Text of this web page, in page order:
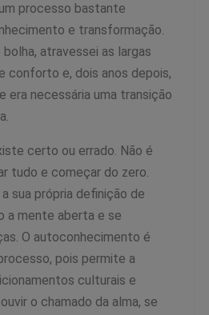
processo bastante
e transformação.
bolha, atravessei as largas
conforto e, dois anos depois,
era necessária uma transição
certo ou errado. Não é
tudo e começar do zero.
sua própria definição de
a mente aberta e se
O autoconhecimento é
pois permite a
culturais e
o chamado da alma, se